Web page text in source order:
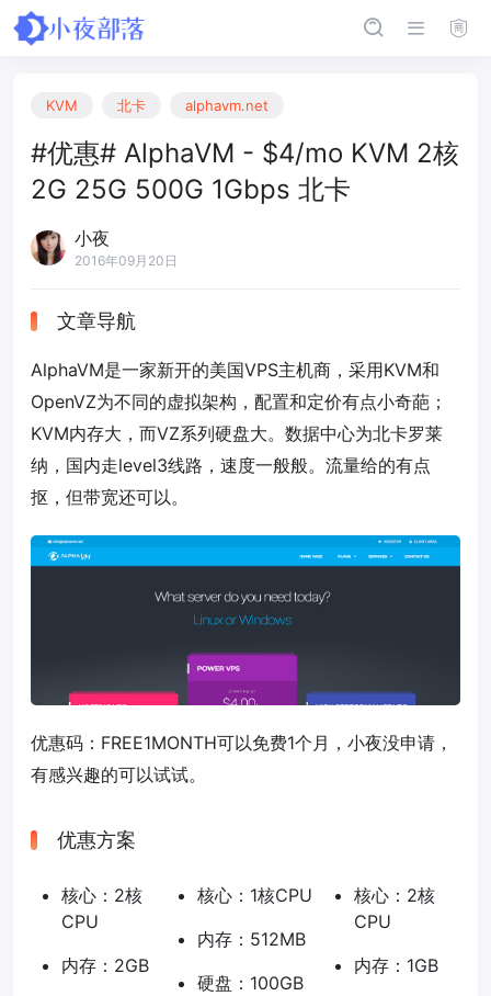
KVM 北卡 alphavm.net
#优惠# AlphaVM - $4/mo KVM 2核
2G 25G 500G 1Gbps 北卡
小夜
2016年09月20日
文章导航
AlphaVM是一家新开的美国VPS主机商，采用KVM和
OpenVZ为不同的虚拟架构，配置和定价有点小奇葩；
KVM内存大，而VZ系列硬盘大。数据中心为北卡罗莱
纳，国内走level3线路，速度一般般。流量给的有点
抠，但带宽还可以。
优惠码： FREE1MONTH可以免费1个月，小夜没申请，
有感兴趣的可以试试。
优惠方案
核心：2核
CPU
内存：2GB
核心：1核CPU
内存：512MB
硬盘：100GB
核心：2核
CPU
内存：1GB